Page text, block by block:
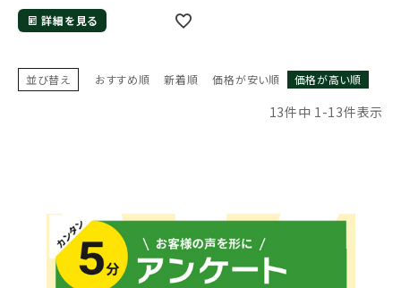
詳細を見る
並び替え おすすめ順 新着順 価格が安い順 価格が高い順
13件中 1-13件表示